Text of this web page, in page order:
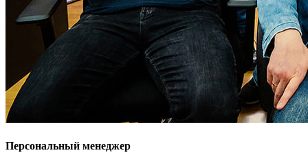
Персональный менеджер